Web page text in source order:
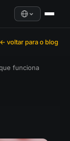
← voltar para o blog
funciona